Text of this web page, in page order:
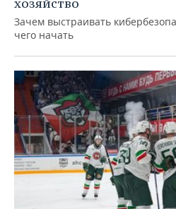
Зачем выстраивать
чего начать